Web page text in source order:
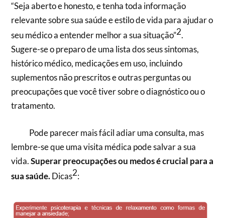
“Seja aberto e honesto, e tenha toda informação
relevante sobre sua saúde e estilo de vida para ajudar o
seu médico a entender melhor a sua situação”2.
Sugere-se o preparo de uma lista dos seus sintomas,
histórico médico, medicações em uso, incluindo
suplementos não prescritos e outras perguntas ou
preocupações que você tiver sobre o diagnóstico ou o
tratamento.
Pode parecer mais fácil adiar uma consulta, mas
lembre-se que uma visita médica pode salvar a sua
vida.Superar preocupações ou medos é crucial para a
sua saúde.Dicas2: